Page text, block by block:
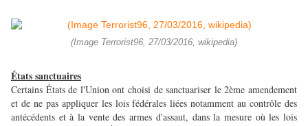
(Image Terrorist96, 27/03/2016, wikipedia)
États sanctuaires
Certains États de l'Union ont choisi de sanctuariser le 2ème amendement
et de ne pas appliquer les lois fédérales liées notamment au contrôle des
antécédents et à la vente des armes d'assaut, dans la mesure où les lois